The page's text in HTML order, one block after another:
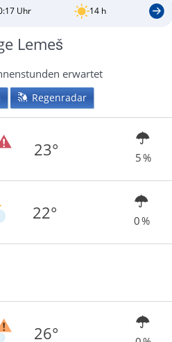
Uhr 14 h
Lemeš
erwartet
Regenradar
23° 5 %
22° 0 %
26°